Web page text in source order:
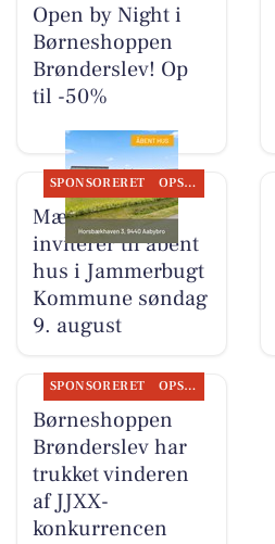
Open by Night i
Børneshoppen
Brønderslev! Op
til -50%
SPONSORERET OPSLAGSTAVLEN
Mæglerhuset
inviterer til åbent
hus i Jammerbugt
Kommune søndag
9. august
SPONSORERET OPSLAGSTAVLEN
Børneshoppen
Brønderslev har
trukket vinderen
af JJXX-
konkurrencen